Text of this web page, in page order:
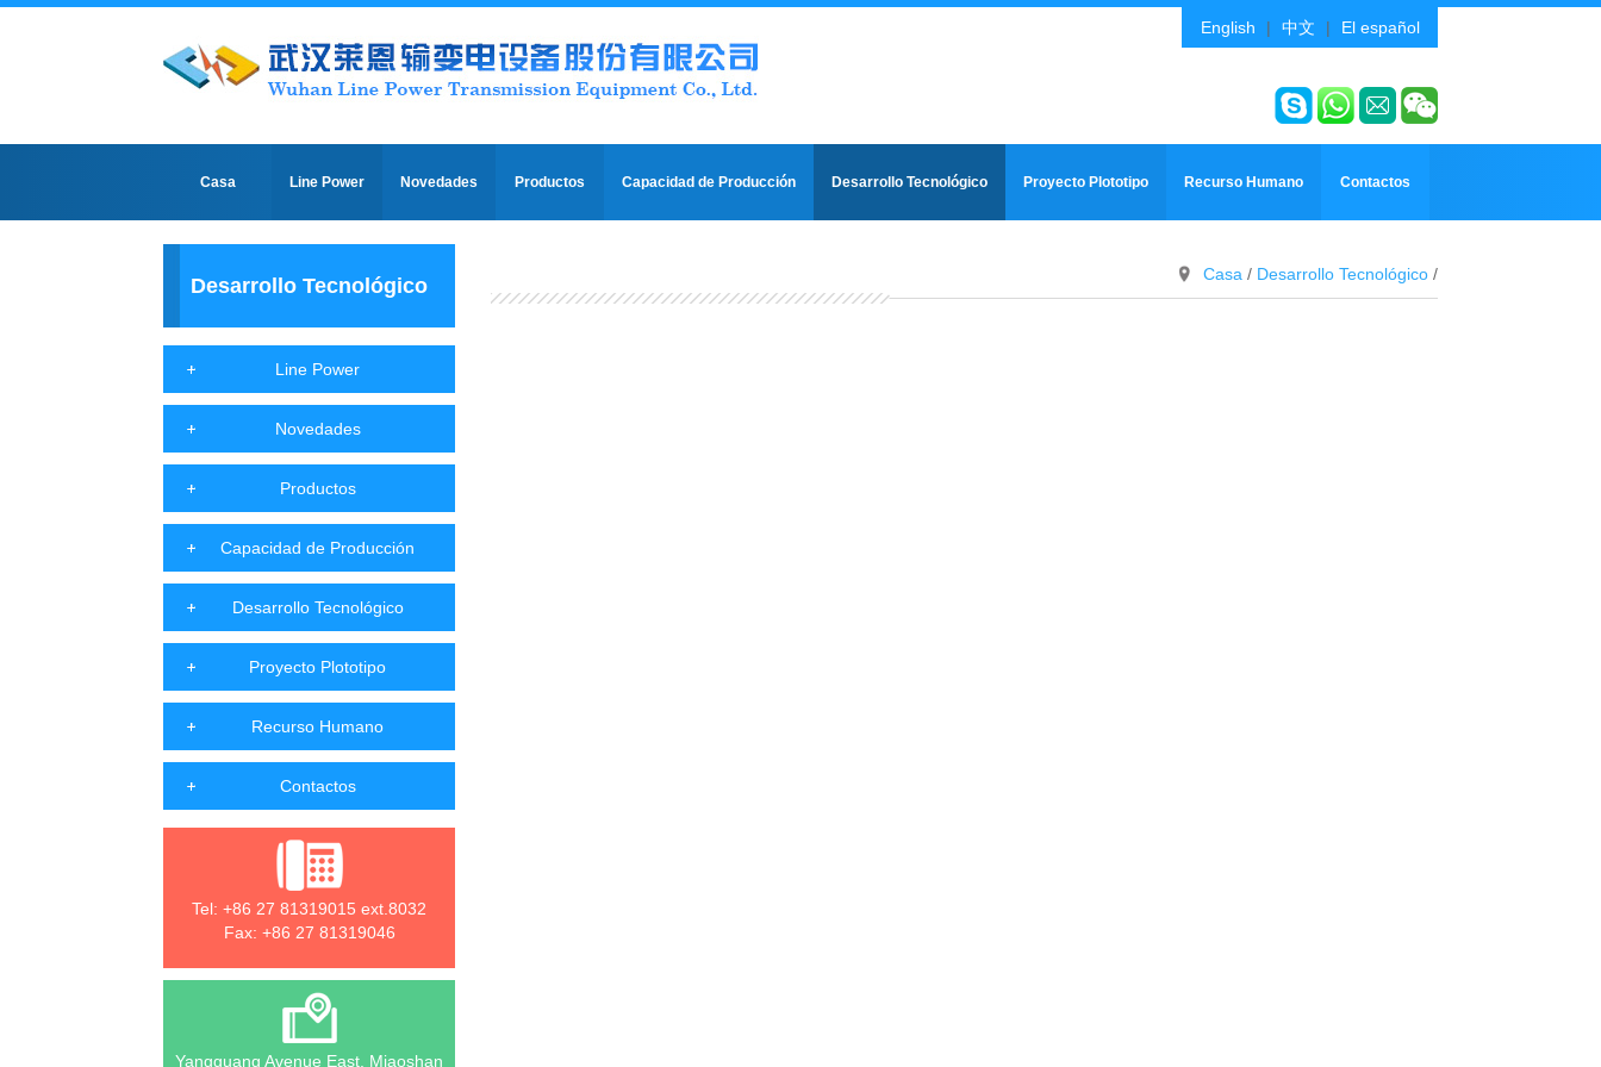
English | 中文 | El español
Casa Line Power Novedades Productos Capacidad de Producción Desarrollo Tecnológico Proyecto Plototipo Recurso Humano Contactos
Desarrollo Tecnológico
Line Power
Novedades
Productos
Capacidad de Producción
Desarrollo Tecnológico
Proyecto Plototipo
Recurso Humano
Contactos
Tel: +86 27 81319015 ext.8032
Fax: +86 27 81319046
Yangguang Avenue East, Miaoshan
Casa / Desarrollo Tecnológico /